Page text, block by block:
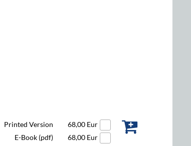
Printed Version
68,00 Eur
E-Book (pdf) 68,00 Eur